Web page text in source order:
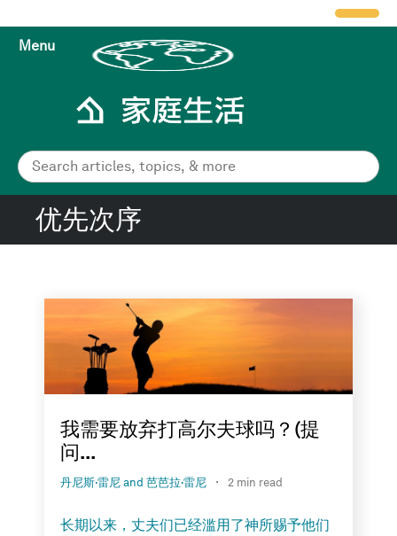
Menu
优先次序
我需要放弃打高尔夫球吗？(提
问...
丹尼斯·雷尼 and 芭芭拉·雷尼 · 2 min read
长期以来，丈夫们已经滥用了神所赐予他们